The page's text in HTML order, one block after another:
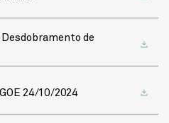
de
24/10/2024